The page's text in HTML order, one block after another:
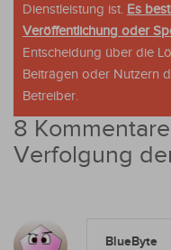
Dienstleistung ist. Es
Veröffentlichung oder
Entscheidung über die
Beiträgen oder Nutzern
Betreiber.
8
Verfolgung
BlueByte